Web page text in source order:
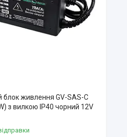
блок живлення GV-SAS-C
з вилкою IP40 чорний 12V